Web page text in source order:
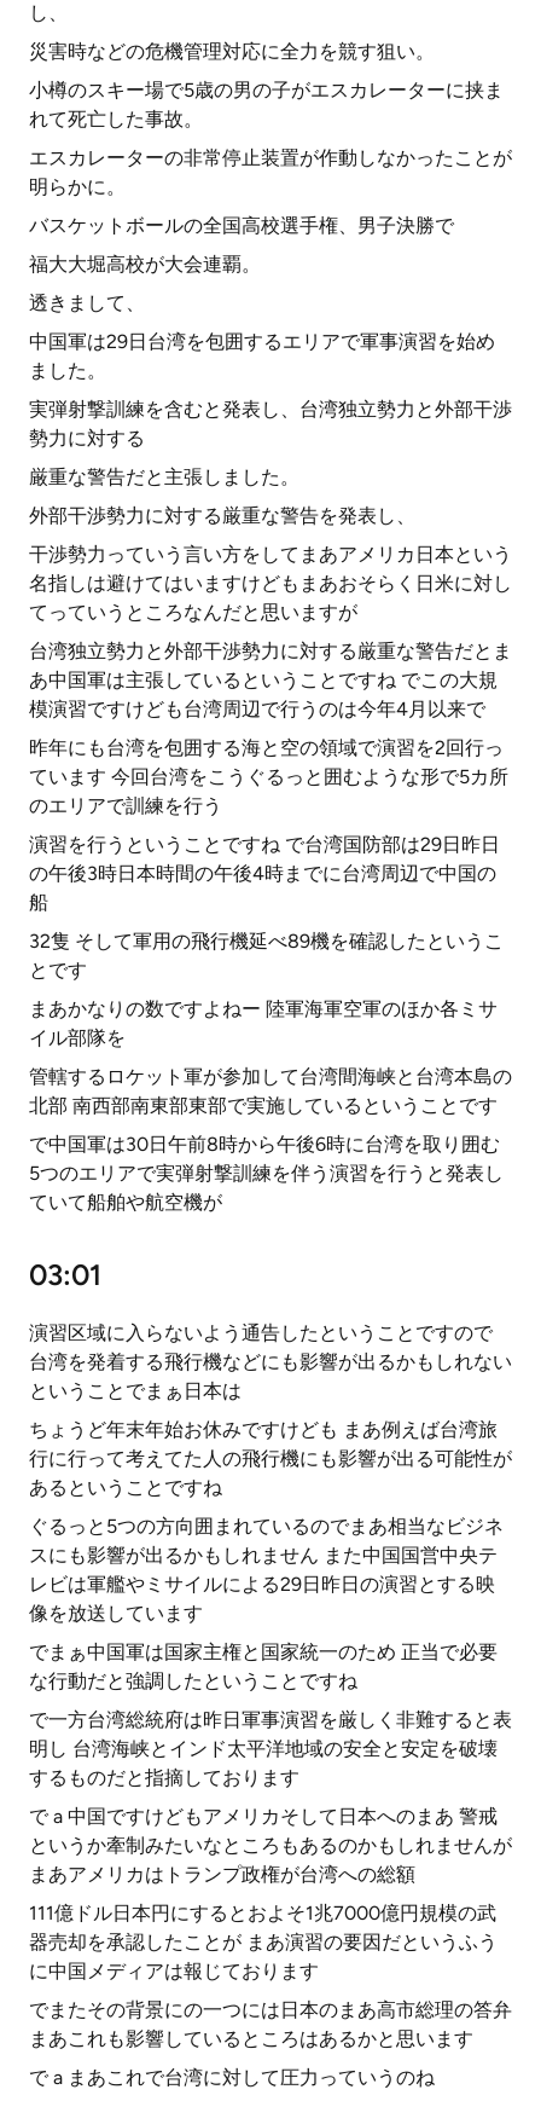
し、
災害時などの危機管理対応に全力を競す狙い。
小樽のスキー場で5歳の男の子がエスカレーターに挟ま
れて死亡した事故。
エスカレーターの非常停止装置が作動しなかったことが
明らかに。
バスケットボールの全国高校選手権、男子決勝で
福大大堀高校が大会連覇。
透きまして、
中国軍は29日台湾を包囲するエリアで軍事演習を始め
ました。
実弾射撃訓練を含むと発表し、台湾独立勢力と外部干渉
勢力に対する
厳重な警告だと主張しました。
外部干渉勢力に対する厳重な警告を発表し、
干渉勢力っていう言い方をしてまあアメリカ日本という
名指しは避けてはいますけどもまあおそらく日米に対し
てっていうところなんだと思いますが
台湾独立勢力と外部干渉勢力に対する厳重な警告だとま
あ中国軍は主張しているということですね でこの大規
模演習ですけども台湾周辺で行うのは今年4月以来で
昨年にも台湾を包囲する海と空の領域で演習を2回行っ
ています 今回台湾をこうぐるっと囲むような形で5カ所
のエリアで訓練を行う
演習を行うということですね で台湾国防部は29日昨日
の午後3時日本時間の午後4時までに台湾周辺で中国の
船
32隻 そして軍用の飛行機延べ89機を確認したというこ
とです
まあかなりの数ですよねー 陸軍海軍空軍のほか各ミサ
イル部隊を
管轄するロケット軍が参加して台湾間海峡と台湾本島の
北部 南西部南東部東部で実施しているということです
で中国軍は30日午前8時から午後6時に台湾を取り囲む
5つのエリアで実弾射撃訓練を伴う演習を行うと発表し
ていて船舶や航空機が
03:01
演習区域に入らないよう通告したということですので
台湾を発着する飛行機などにも影響が出るかもしれない
ということでまぁ日本は
ちょうど年末年始お休みですけども まあ例えば台湾旅
行に行って考えてた人の飛行機にも影響が出る可能性が
あるということですね
ぐるっと5つの方向囲まれているのでまあ相当なビジネ
スにも影響が出るかもしれません また中国国営中央テ
レビは軍艦やミサイルによる29日昨日の演習とする映
像を放送しています
でまぁ中国軍は国家主権と国家統一のため 正当で必要
な行動だと強調したということですね
で一方台湾総統府は昨日軍事演習を厳しく非難すると表
明し 台湾海峡とインド太平洋地域の安全と安定を破壊
するものだと指摘しております
で a 中国ですけどもアメリカそして日本へのまあ 警戒
というか牽制みたいなところもあるのかもしれませんが
まあアメリカはトランプ政権が台湾への総額
111億ドル日本円にするとおよそ1兆7000億円規模の武
器売却を承認したことが まあ演習の要因だというふう
に中国メディアは報じております
でまたその背景にの一つには日本のまあ高市総理の答弁
まあこれも影響しているところはあるかと思います
で a まあこれで台湾に対して圧力っていうのね